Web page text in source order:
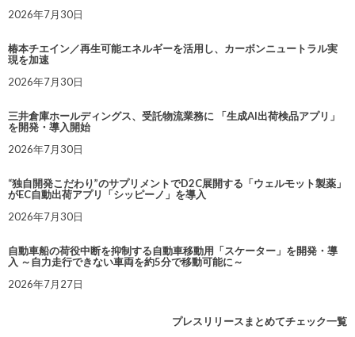
2026年7月30日
椿本チエイン／再生可能エネルギーを活用し、カーボンニュートラル実
現を加速
2026年7月30日
三井倉庫ホールディングス、受託物流業務に 「生成AI出荷検品アプリ」
を開発・導入開始
2026年7月30日
“独自開発こだわり”のサプリメントでD2C展開する「ウェルモット製薬」
がEC自動出荷アプリ「シッピーノ」を導入
2026年7月30日
自動車船の荷役中断を抑制する自動車移動用「スケーター」を開発・導
入 ～自力走行できない車両を約5分で移動可能に～
2026年7月27日
プレスリリースまとめてチェック一覧